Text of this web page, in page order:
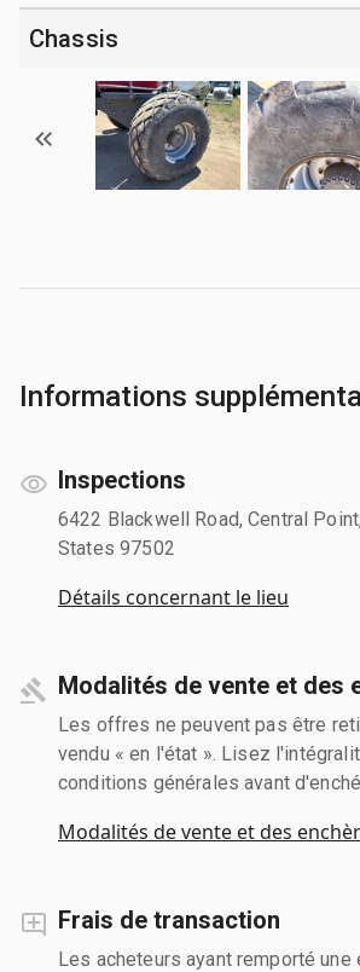
Chassis
Informations
Inspections
6422 Blackwell Road, Central
States 97502
Détails concernant le lieu
Modalités de vente et des
Les offres ne peuvent pas être
vendu « en l'état ». Lisez
conditions générales avant
Modalités de vente et des
Frais de transaction
Les acheteurs ayant remporté une